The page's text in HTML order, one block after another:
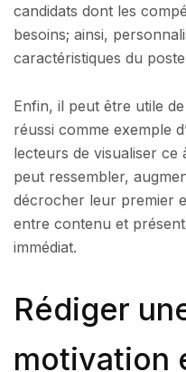
candidats dont les
besoins; ainsi,
caractéristiques du
Enfin, il peut être utile
réussi comme exemple
lecteurs de visualiser ce
peut ressembler,
décrocher leur premier
entre contenu et
immédiat.
Rédiger
motivation